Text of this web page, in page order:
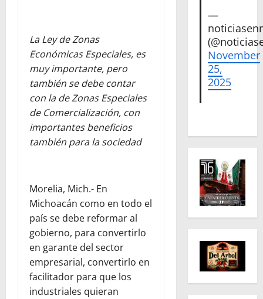
La Ley de Zonas
Económicas Especiales, es
muy importante, pero
también se debe contar
con la de Zonas Especiales
de Comercialización, con
importantes beneficios
también para la sociedad
Morelia, Mich.- En
Michoacán como en todo el
país se debe reformar al
gobierno, para convertirlo
en garante del sector
empresarial, convertirlo en
facilitador para que los
industriales quieran
—
November
25,
2025